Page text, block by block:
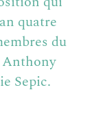
quatre
du
Sepic.